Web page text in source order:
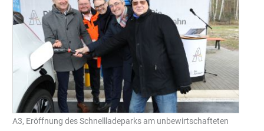
A3, Eröffnung des Schnellladeparks am unbewirtschafteten